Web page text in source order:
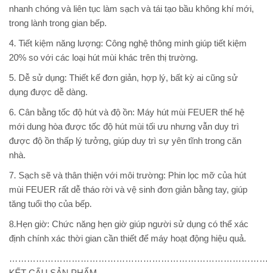
nhanh chóng và liên tục làm sạch và tái tạo bầu không khí mới,
trong lành trong gian bếp.
4. Tiết kiệm năng lượng: Công nghệ thông minh giúp tiết kiệm
20% so với các loại hút mùi khác trên thị trường.
5. Dễ sử dụng: Thiết kế đơn giản, hợp lý, bất kỳ ai cũng sử
dụng được dễ dàng.
6. Cân bằng tốc độ hút và độ ồn: Máy hút mùi FEUER thế hệ
mới dung hòa được tốc độ hút mùi tối ưu nhưng vẫn duy trì
được độ ồn thấp lý tưởng, giúp duy trì sự yên tĩnh trong căn
nhà.
7. Sạch sẽ và thân thiện với môi trường: Phin lọc mỡ của hút
mùi FEUER rất dễ tháo rời và vệ sinh đơn giản bằng tay, giúp
tăng tuổi thọ của bếp.
8.Hẹn giờ: Chức năng hẹn giờ giúp người sử dụng có thể xác
định chính xác thời gian cần thiết để máy hoạt động hiệu quả.